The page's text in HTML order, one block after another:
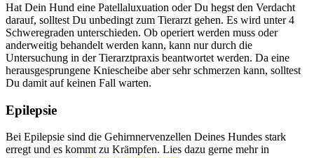
Hat Dein Hund eine Patellaluxuation oder Du hegst den Verdacht
darauf, solltest Du unbedingt zum Tierarzt gehen. Es wird unter 4
Schweregraden unterschieden. Ob operiert werden muss oder
anderweitig behandelt werden kann, kann nur durch die
Untersuchung in der Tierarztpraxis beantwortet werden. Da eine
herausgesprungene Kniescheibe aber sehr schmerzen kann, solltest
Du damit auf keinen Fall warten.
Epilepsie
Bei Epilepsie sind die Gehirnnervenzellen Deines Hundes stark
erregt und es kommt zu Krämpfen. Lies dazu gerne mehr in